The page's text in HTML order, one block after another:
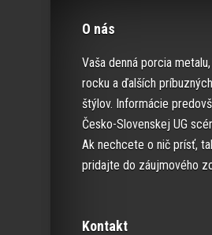
O nás
Vaša denná porcia metalu,
rocku a ďalších
štýlov. Informácie
Česko-Slovenskej UG
Ak nechcete o nič prísť,
pridajte do záujmového
Kontakt